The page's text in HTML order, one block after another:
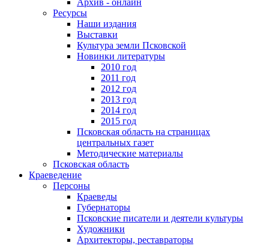
Ресурсы
Наши издания
Выставки
Культура земли Псковской
Новинки литературы
2010 год
2011 год
2012 год
2013 год
2014 год
2015 год
Псковская область на страницах
центральных газет
Методические материалы
Псковская область
Краеведение
Персоны
Краеведы
Губернаторы
Псковские писатели и деятели культуры
Художники
Архитекторы, реставраторы